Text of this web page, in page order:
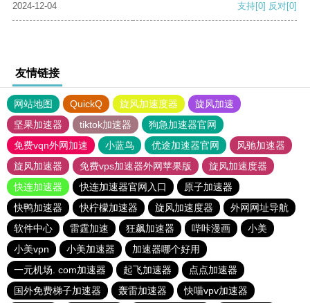
2024-12-04 支持[0] 反对[0]
友情链接
网站地图 QuickQ 旋风加速度器
旋风加速
坚果加速器
tiktok加速器
狗急加速器官网
免费vqn外网加速
小蓝鸟 优途加速器官网
风驰加速器
旋风加速器
免费vps加速器外网苹果版
旋风加速度器
快连加速器
快连加速器官网入口
原子加速器
快鸭加速器
快柠檬加速器 旋风加速度器
外网网址导航
软件中心
雷霆加速 狂飙加速器 哔咔漫画
小美
小美vpn
小美加速器
加速器哪个好用
一元机场. com加速器
起飞加速器
点点加速器
国外免费梯子加速器
轰雷加速器 快喵vpv加速器